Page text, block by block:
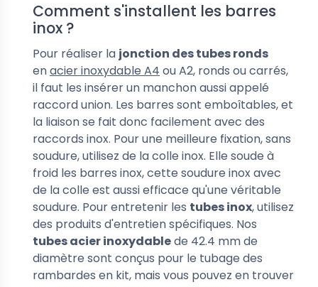
Comment s'installent les barres
inox ?
Pour réaliser la jonction des tubes ronds
enacier inoxydable A4 ou A2, ronds ou carrés,
il faut les insérer un manchon aussi appelé
raccord union. Les barres sont emboîtables, et
la liaison se fait donc facilement avec des
raccords inox. Pour une meilleure fixation, sans
soudure, utilisez de la colle inox. Elle soude à
froid les barres inox, cette soudure inox avec
de la colle est aussi efficace qu'une véritable
soudure. Pour entretenir les tubes inox, utilisez
des produits d'entretien spécifiques. Nos
tubes acier inoxydablede 42.4 mm de
diamètre sont conçus pour le tubage des
rambardes en kit, mais vous pouvez en trouver